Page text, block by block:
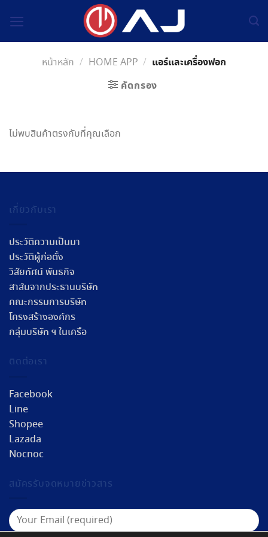
หน้าหลัก / HOME APP / แอร์และเครื่องฟอก
คัดกรอง
ไม่พบสินค้าตรงกับที่คุณเลือก
เกี่ยวกับเรา
ประวัติความเป็นมา
ประวัติผู้ก่อตั้ง
วิสัยทัศน์ พันธกิจ
สาส์นจากประธานบริษัท
คณะกรรมการบริษัท
โครงสร้างองค์กร
กลุ่มบริษัท ฯ ในเครือ
ติดต่อเรา
Facebook
Line
Shopee
Lazada
Nocnoc
สมัครรับจดหมายข่าวสาร